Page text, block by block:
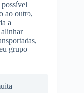
ao outro,
a
grupo.